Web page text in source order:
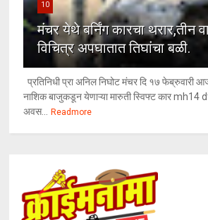
10
मंचर येथे बर्निंग कारचा थरार,तीन
विचित्र अपघातात तिघांचा बळी.
प्रतिनिधी प्रा अनिल निघोट मंचर दि १७ फेब्रुवारी
नाशिक बाजुकडून येणाऱ्या मारुती स्विफ्ट कार
अवस... Readmore